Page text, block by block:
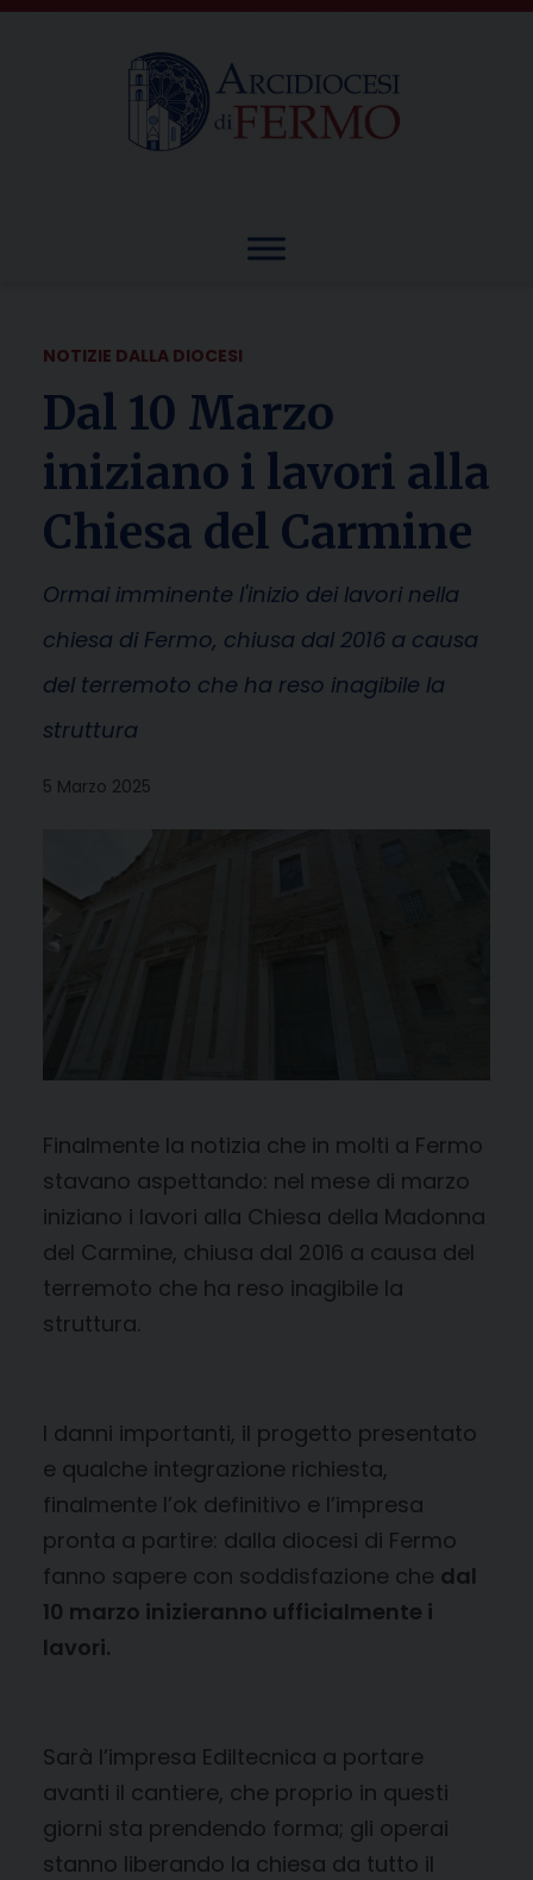
Skip
NOTIZIE DALLA DIOCESI
Dal 10 Marzo
iniziano i lavori alla
Chiesa del Carmine
Ormai imminente l'inizio dei lavori nella
chiesa di Fermo, chiusa dal 2016 a causa
del terremoto che ha reso inagibile la
struttura
5 Marzo 2025
Finalmente la notizia che in molti a Fermo
stavano aspettando: nel mese di marzo
iniziano i lavori alla Chiesa della Madonna
del Carmine, chiusa dal 2016 a causa del
terremoto che ha reso inagibile la
struttura.
I danni importanti, il progetto presentato
e qualche integrazione richiesta,
finalmente l’ok definitivo e l’impresa
pronta a partire: dalla diocesi di Fermo
fanno sapere con soddisfazione che dal
10 marzo inizieranno ufficialmente i
lavori.
Sarà l’impresa Ediltecnica a portare
avanti il cantiere, che proprio in questi
giorni sta prendendo forma; gli operai
stanno liberando la chiesa da tutto il